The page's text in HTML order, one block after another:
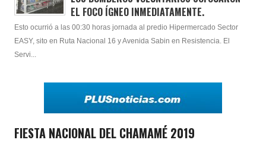
EL FOCO ÍGNEO INMEDIATAMENTE.
Esto ocurrió a las 00:30 horas jornada al predio Hipermercado Sector
EASY, sito en Ruta Nacional 16 y Avenida Sabin en Resistencia. El
Servi...
FIESTA NACIONAL DEL CHAMAMÉ 2019